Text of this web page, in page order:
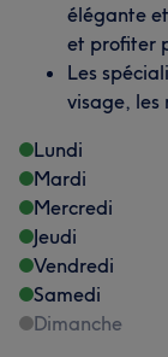
élégante
et profiter
Les
visage, les
Lundi
Mardi
Mercredi
Jeudi
Vendredi
Samedi
Dimanche